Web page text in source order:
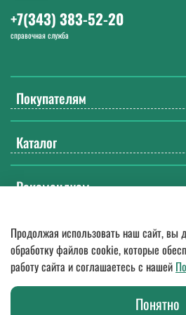
Покупателям
Каталог
Рекомендуем
+7(343) 383-52-20
справочная служба
© 2018 2026.
Оптовые поставки
и бытовой химии. Гарантия качества,
Любое использование контента без
запрещено.Представленная на сайте
публичной офертой в значении п. 2 ст. 437
Продолжая использовать наш сайт, вы
обработку файлов cookie, которые
работу сайта и соглашаетесь с нашей
Понятно